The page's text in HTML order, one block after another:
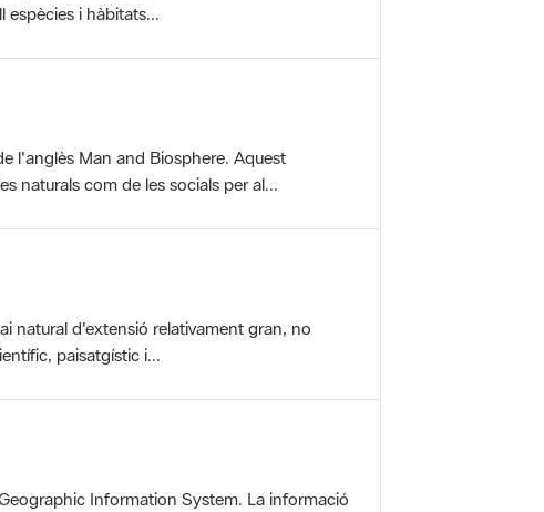
espècies i hàbitats...
l'anglès Man and Biosphere. Aquest
naturals com de les socials per al...
natural d'extensió relativament gran, no
paisatgístic i...
Information System. La informació